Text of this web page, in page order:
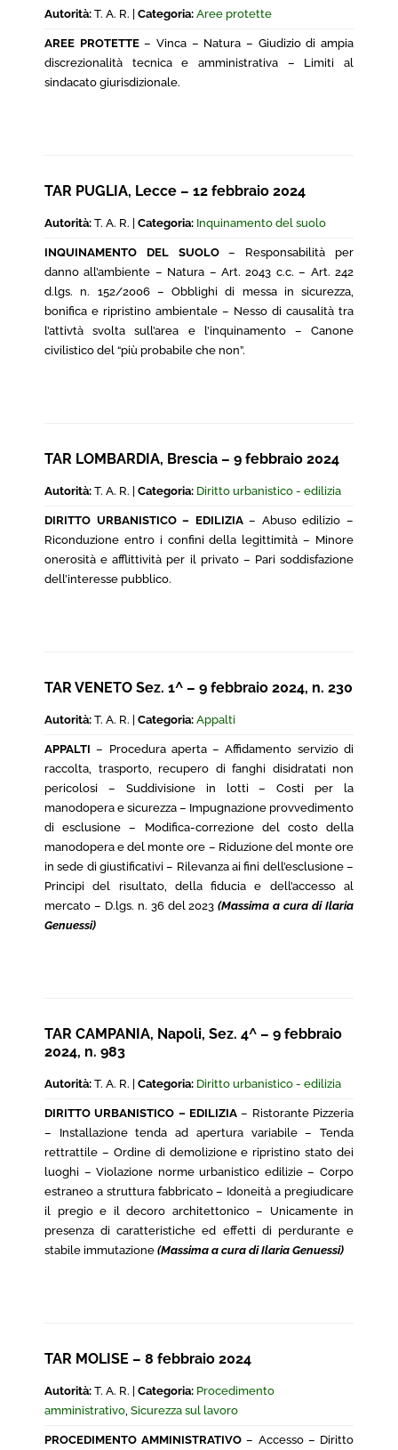
Autorità: T. A. R. | Categoria: Aree protette
AREE PROTETTE– Vinca – Natura – Giudizio di ampia
discrezionalità tecnica e amministrativa – Limiti al
sindacato giurisdizionale.
TAR PUGLIA, Lecce – 12 febbraio 2024
Autorità: T. A. R. | Categoria: Inquinamento del suolo
INQUINAMENTO DEL SUOLO– Responsabilità per
danno all’ambiente – Natura – Art. 2043 c.c. – Art. 242
d.lgs. n. 152/2006 – Obblighi di messa in sicurezza,
bonifica e ripristino ambientale – Nesso di causalità tra
l’attivtà svolta sull’area e l’inquinamento – Canone
civilistico del “più probabile che non”.
TAR LOMBARDIA, Brescia – 9 febbraio 2024
Autorità: T. A. R. | Categoria: Diritto urbanistico - edilizia
DIRITTO URBANISTICO – EDILIZIA– Abuso edilizio –
Riconduzione entro i confini della legittimità – Minore
onerosità e afflittività per il privato – Pari soddisfazione
dell’interesse pubblico.
TAR VENETO Sez. 1^ – 9 febbraio 2024, n. 230
Autorità: T. A. R. | Categoria: Appalti
APPALTI – Procedura aperta – Affidamento servizio di
raccolta, trasporto, recupero di fanghi disidratati non
pericolosi – Suddivisione in lotti – Costi per la
manodopera e sicurezza – Impugnazione provvedimento
di esclusione – Modifica-correzione del costo della
manodopera e del monte ore – Riduzione del monte ore
in sede di giustificativi – Rilevanza ai fini dell’esclusione –
Principi del risultato, della fiducia e dell’accesso al
mercato – D.lgs. n. 36 del 2023(Massima a cura di Ilaria
Genuessi)
TAR CAMPANIA, Napoli, Sez. 4^ – 9 febbraio
2024, n. 983
Autorità: T. A. R. | Categoria: Diritto urbanistico - edilizia
DIRITTO URBANISTICO – EDILIZIA – Ristorante Pizzeria
– Installazione tenda ad apertura variabile – Tenda
rettrattile – Ordine di demolizione e ripristino stato dei
luoghi – Violazione norme urbanistico edilizie – Corpo
estraneo a struttura fabbricato – Idoneità a pregiudicare
il pregio e il decoro architettonico – Unicamente in
presenza di caratteristiche ed effetti di perdurante e
stabile immutazione (Massima a cura di Ilaria Genuessi)
TAR MOLISE – 8 febbraio 2024
Autorità: T. A. R. | Categoria: Procedimento
amministrativo, Sicurezza sul lavoro
PROCEDIMENTO AMMINISTRATIVO – Accesso – Diritto